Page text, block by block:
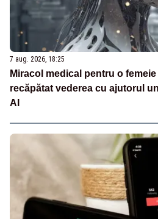
7 aug. 2026, 18:25
Miracol medical pentru o
recăpătat vederea cu ajutorul
AI